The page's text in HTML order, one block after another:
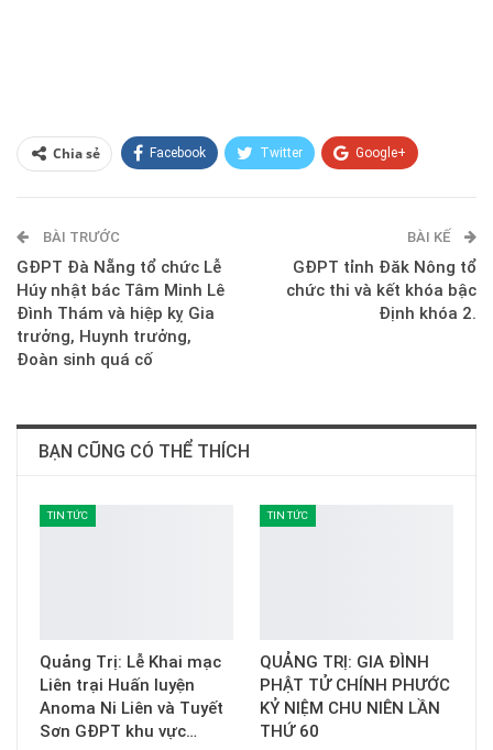
Chia sẻ Facebook Twitter Google+
E-mail
BÀI TRƯỚC
GĐPT Đà Nẵng tổ chức Lễ
Húy nhật bác Tâm Minh Lê
Đình Thám và hiệp kỵ Gia
trưởng, Huynh trưởng,
Đoàn sinh quá cố
BÀI KẾ
GĐPT tỉnh Đăk Nông tổ
chức thi và kết khóa bậc
Định khóa 2.
BẠN CŨNG CÓ THỂ THÍCH
TIN TỨC
Quảng Trị: Lễ Khai mạc
Liên trại Huấn luyện
Anoma Ni Liên và Tuyết
Sơn GĐPT khu vực…
TIN TỨC
QUẢNG TRỊ: GIA ĐÌNH
PHẬT TỬ CHÍNH PHƯỚC
KỶ NIỆM CHU NIÊN LẦN
THỨ 60